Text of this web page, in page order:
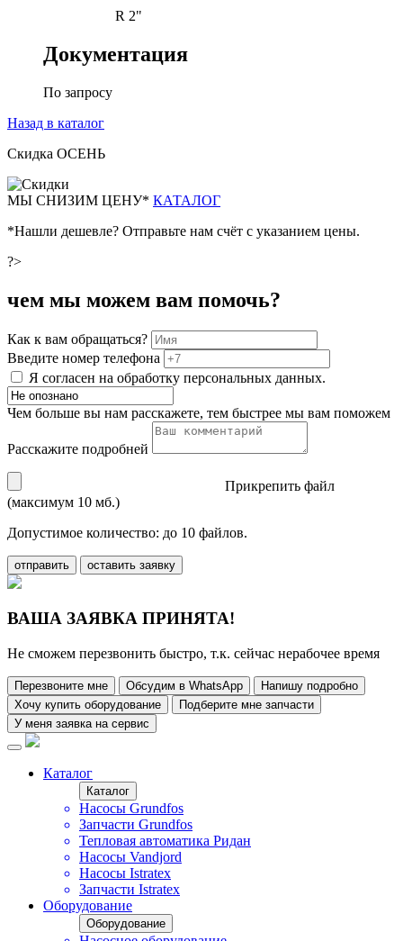
R 2"
Документация
По запросу
Назад в каталог
Скидка ОСЕНЬ
МЫ СНИЗИМ ЦЕНУ* КАТАЛОГ
*Нашли дешевле? Отправьте нам счёт с указанием цены.
?>
чем мы можем вам помочь?
Как к вам обращаться?
Введите номер телефона
Я согласен на обработку персональных данных.
Чем больше вы нам расскажете, тем быстрее мы вам поможем
Расскажите подробней
Прикрепить файл
(максимум 10 мб.)
Допустимое количество: до 10 файлов.
отправить оставить заявку
ВАША ЗАЯВКА ПРИНЯТА!
Не сможем перезвонить быстро, т.к. сейчас нерабочее время
Перезвоните мне Обсудим в WhatsApp
Напишу подробно
Хочу купить оборудование
Подберите мне запчасти
У меня заявка на сервис
Каталог
Каталог
Насосы Grundfos
Запчасти Grundfos
Тепловая автоматика Ридан
Насосы Vandjord
Насосы Istratex
Запчасти Istratex
Оборудование
Оборудование